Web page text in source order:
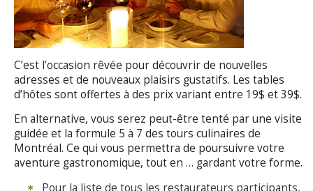
C’est l’occasion rêvée pour découvrir de nouvelles
adresses et de nouveaux plaisirs gustatifs. Les tables
d’hôtes sont offertes à des prix variant entre 19$ et 39$.
En alternative, vous serez peut-être tenté par une visite
guidée et la formule 5 à 7 des tours culinaires de
Montréal. Ce qui vous permettra de poursuivre votre
aventure gastronomique, tout en … gardant votre forme.
Pour la liste de tous les restaurateurs participants,